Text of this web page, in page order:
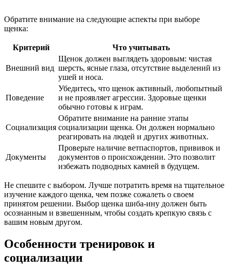
Обратите внимание на следующие аспекты при выборе
щенка:
Критерий Что учитывать
Внешний вид
Щенок должен выглядеть здоровым: чистая
шерсть, ясные глаза, отсутствие выделений из
ушей и носа.
Поведение
Убедитесь, что щенок активный, любопытный
и не проявляет агрессии. Здоровые щенки
обычно готовы к играм.
Социализация
Обратите внимание на ранние этапы
социализации щенка. Он должен нормально
реагировать на людей и других животных.
Документы
Проверьте наличие ветпаспортов, прививок и
документов о происхождении. Это позволит
избежать подводных камней в будущем.
Не спешите с выбором. Лучше потратить время на тщательное
изучение каждого щенка, чем позже сожалеть о своем
принятом решении. Выбор щенка шиба-ину должен быть
осознанным и взвешенным, чтобы создать крепкую связь с
вашим новым другом.
Особенности тренировок и
социализации